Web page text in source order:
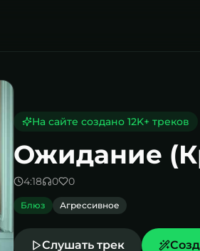
На сайте создано 12K+ треков
Ожидание
4:18 0 0
Блюз Агрессивное
Слушать трек